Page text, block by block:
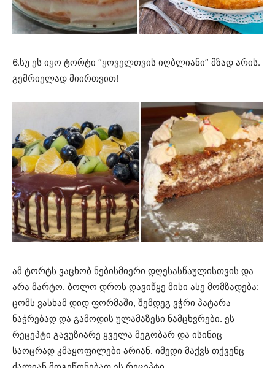
6.სუ ეს იყო ტორტი “ყოველთვის იღბლიანი” მზად არის.
გემრიელად მიირთვით!
ამ ტორტს ვაცხობ ნებისმიერი დღესასწაულისთვის და
არა მარტო. ბოლო დროს დავიწყე მისი ასე მომზადება:
ცომს ვასხამ დიდ ფორმაში, შემდეგ ვჭრი პატარა
ნაჭრებად და გამოდის ულამაზესი ნამცხვრები. ეს
რეცეპტი გავუზიარე ყველა მეგობარ და ისინიც
საოცრად კმაყოფილები არიან. იმედი მაქვს თქვენც